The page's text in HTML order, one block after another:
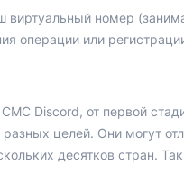
номер
операции или
Discord, от первой
целей. Они могут
десятков стран.